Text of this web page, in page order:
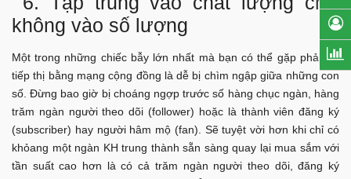
không vào số lượng
Một trong những chiếc bẫy lớn nhất mà bạn có thể gặp phải khi
tiếp thị bằng mạng cộng đồng là dễ bị chìm ngập giữa những con
số. Đừng bao giờ bị choáng ngợp trước số hàng chục ngàn, hàng
trăm ngàn người theo dõi (follower) hoặc là thành viên đăng ký
(subscriber) hay người hâm mộ (fan). Sẽ tuyệt vời hơn khi chỉ có
khỏang một ngàn KH trung thành sẵn sàng quay lại mua sắm với
tần suất cao hơn là có cả trăm ngàn người theo dõi, đăng ký